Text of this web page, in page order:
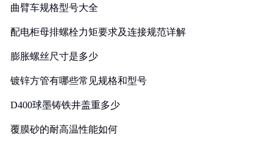
曲臂车规格型号大全
配电柜母排螺栓力矩要求及连接规范详解
膨胀螺丝尺寸是多少
镀锌方管有哪些常见规格和型号
D400球墨铸铁井盖重多少
覆膜砂的耐高温性能如何